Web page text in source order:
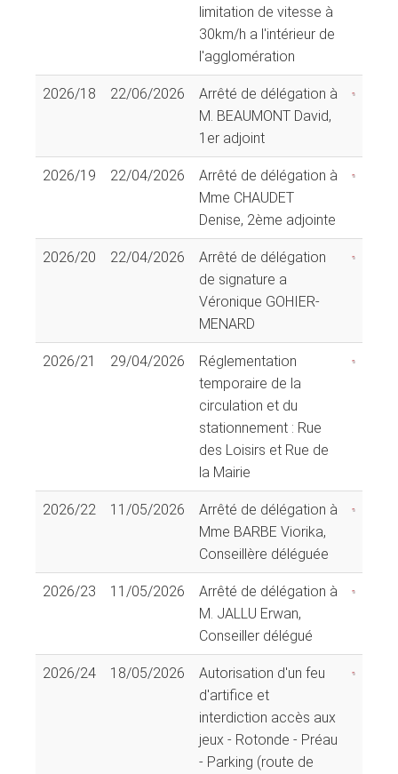
limitation de vitesse à
30km/h a l'intérieur de
l'agglomération
2026/18 22/06/2026
Arrêté de délégation à
M. BEAUMONT David,
1er adjoint
2026/19 22/04/2026
Arrêté de délégation à
Mme CHAUDET
Denise, 2ème adjointe
2026/20 22/04/2026
Arrêté de délégation
de signature a
Véronique GOHIER-
MENARD
2026/21 29/04/2026
Réglementation
temporaire de la
circulation et du
stationnement : Rue
des Loisirs et Rue de
la Mairie
2026/22 11/05/2026
Arrêté de délégation à
Mme BARBE Viorika,
Conseillère déléguée
2026/23 11/05/2026
Arrêté de délégation à
M. JALLU Erwan,
Conseiller délégué
2026/24 18/05/2026
Autorisation d'un feu
d'artifice et
interdiction accès aux
jeux - Rotonde - Préau
- Parking (route de